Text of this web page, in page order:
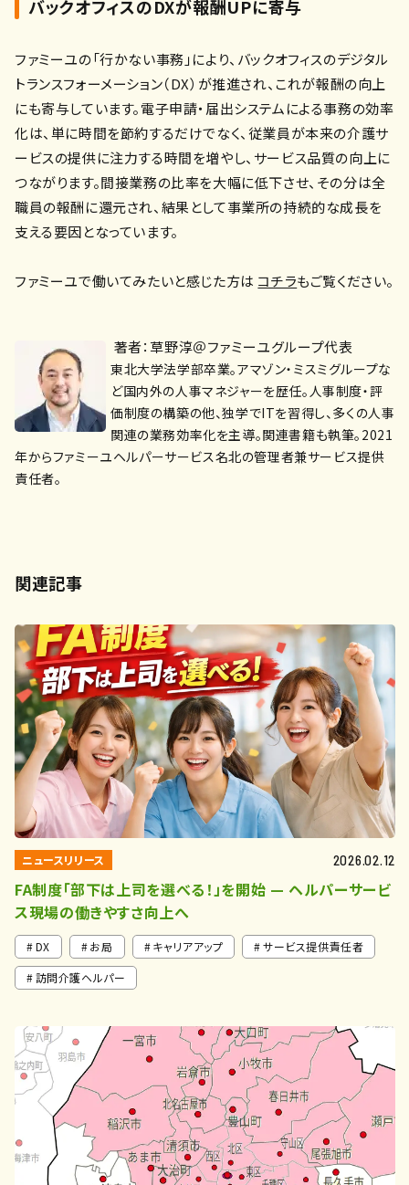
バックオフィスのDXが報酬UPに寄与
ファミーユの「行かない事務」により、バックオフィスのデジタル
トランスフォーメーション（DX）が推進され、これが報酬の向上
にも寄与しています。電子申請・届出システムによる事務の効率
化は、単に時間を節約するだけでなく、従業員が本来の介護サ
ービスの提供に注力する時間を増やし、サービス品質の向上に
つながります。間接業務の比率を大幅に低下させ、その分は全
職員の報酬に還元され、結果として事業所の持続的な成長を
支える要因となっています。
ファミーユで働いてみたいと感じた方は コチラもご覧ください。
著者：草野淳＠ファミーユグループ代表
東北大学法学部卒業。アマゾン・ミスミグループな
ど国内外の人事マネジャーを歴任。人事制度・評
価制度の構築の他、独学でITを習得し、多くの人事
関連の業務効率化を主導。関連書籍も執筆。2021
年からファミーユヘルパーサービス名北の管理者兼サービス提供
責任者。
関連記事
ニュースリリース 2026.02.12
FA制度「部下は上司を選べる！」を開始 — ヘルパーサービ
ス現場の働きやすさ向上へ
DX お局 キャリアアップ
サービス提供責任者
訪問介護ヘルパー